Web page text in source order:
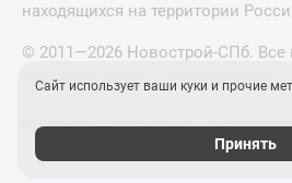
находящихся на территории
© 2011—2026 Новострой-СПб.
что нужно знать о новостройках
Новостройки Москвы и
Сайт использует ваши куки и прочие
Принять